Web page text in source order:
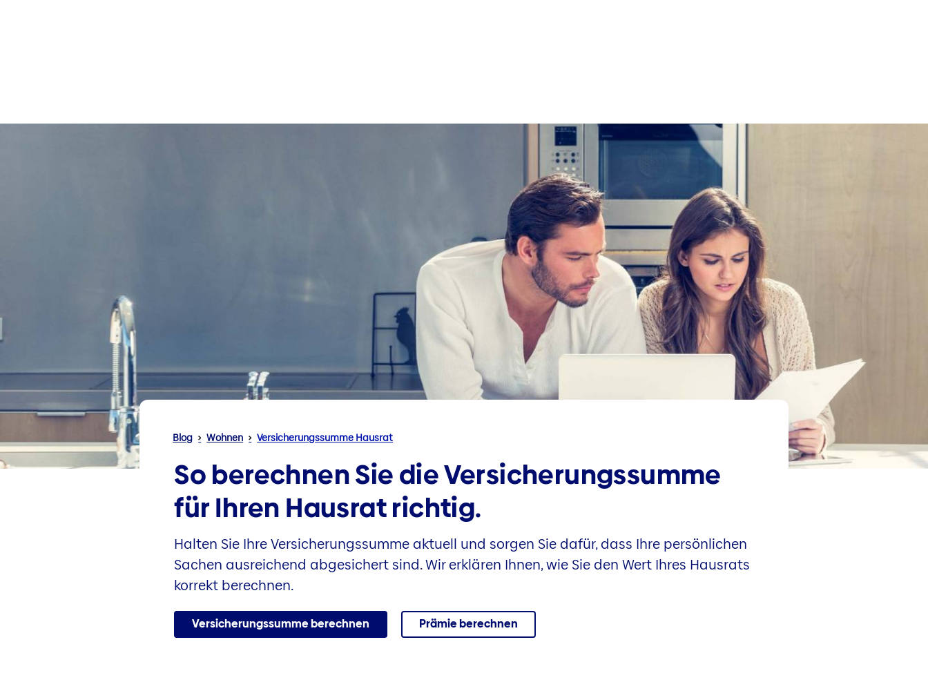
Blog Wohnen Versicherungssumme Hausrat
So berechnen Sie die Versicherungs­summe
für Ihren Hausrat richtig.
Halten Sie Ihre Versicherungs­summe aktuell und sorgen Sie dafür, dass Ihre persönlichen
Sachen ausreichend abgesichert sind. Wir erklären Ihnen, wie Sie den Wert Ihres Hausrats
korrekt berechnen.
Versicherungssumme berechnen Prämie berechnen